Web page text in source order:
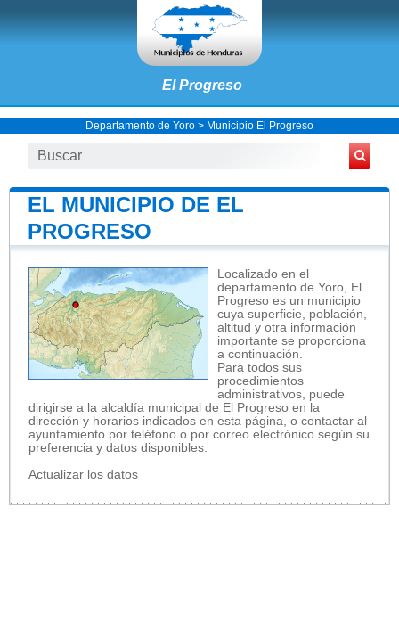
El Progreso
Departamento de Yoro > Municipio El Progreso
EL MUNICIPIO DE EL
PROGRESO
Localizado en el
departamento de Yoro, El
Progreso es un municipio
cuya superficie, población,
altitud y otra información
importante se proporciona
a continuación.
Para todos sus
procedimientos
administrativos, puede
dirigirse a la alcaldía municipal de El Progreso en la
dirección y horarios indicados en esta página, o contactar al
ayuntamiento por teléfono o por correo electrónico según su
preferencia y datos disponibles.
Actualizar los datos